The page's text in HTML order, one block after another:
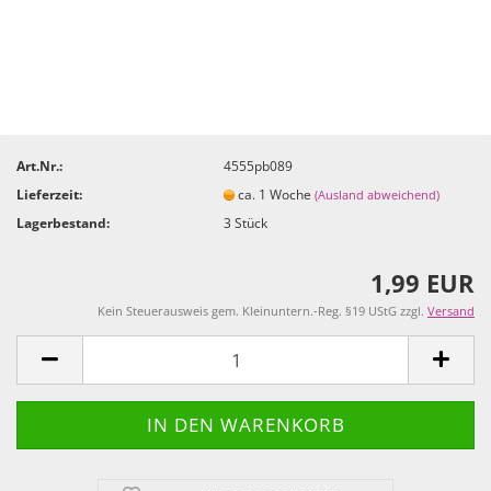
Art.Nr.:
4555pb089
Lieferzeit:
ca. 1 Woche(Ausland abweichend)
Lagerbestand: 3Stück
1,99 EUR
Kein Steuerausweis gem. Kleinuntern.-Reg. §19 UStG zzgl. Versand